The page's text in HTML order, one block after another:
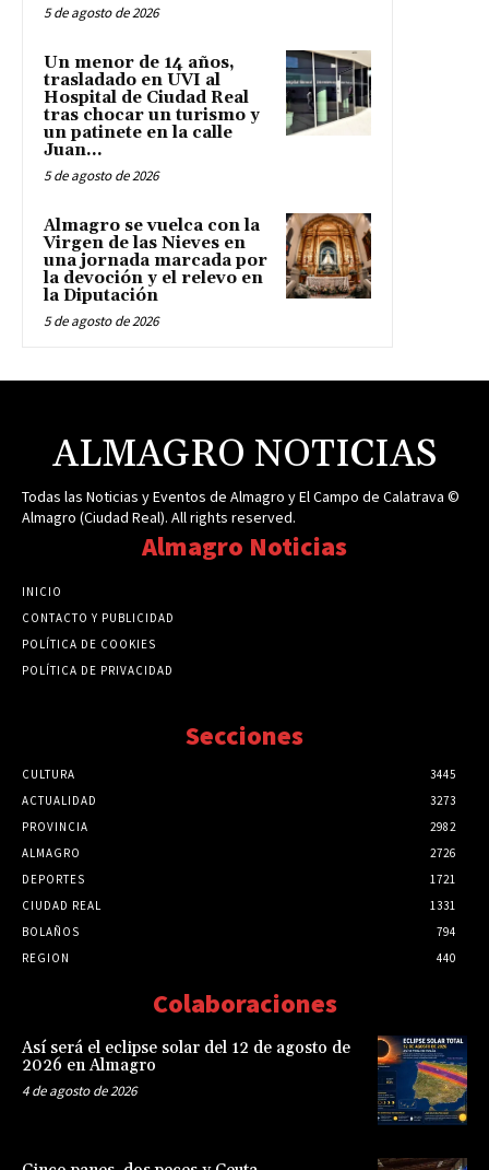
5 de agosto de 2026
Un menor de 14 años,
trasladado en UVI al
Hospital de Ciudad Real
tras chocar un turismo y
un patinete en la calle
Juan...
5 de agosto de 2026
Almagro se vuelca con la
Virgen de las Nieves en
una jornada marcada por
la devoción y el relevo en
la Diputación
5 de agosto de 2026
ALMAGRO NOTICIAS
Todas las Noticias y Eventos de Almagro y El Campo de Calatrava ©
Almagro (Ciudad Real). All rights reserved.
Almagro Noticias
INICIO
CONTACTO Y PUBLICIDAD
POLÍTICA DE COOKIES
POLÍTICA DE PRIVACIDAD
Secciones
CULTURA
3445
ACTUALIDAD
3273
PROVINCIA
2982
ALMAGRO
2726
DEPORTES
1721
CIUDAD REAL
1331
BOLAÑOS
794
REGION
440
Colaboraciones
Así será el eclipse solar del 12 de agosto de
2026 en Almagro
4 de agosto de 2026